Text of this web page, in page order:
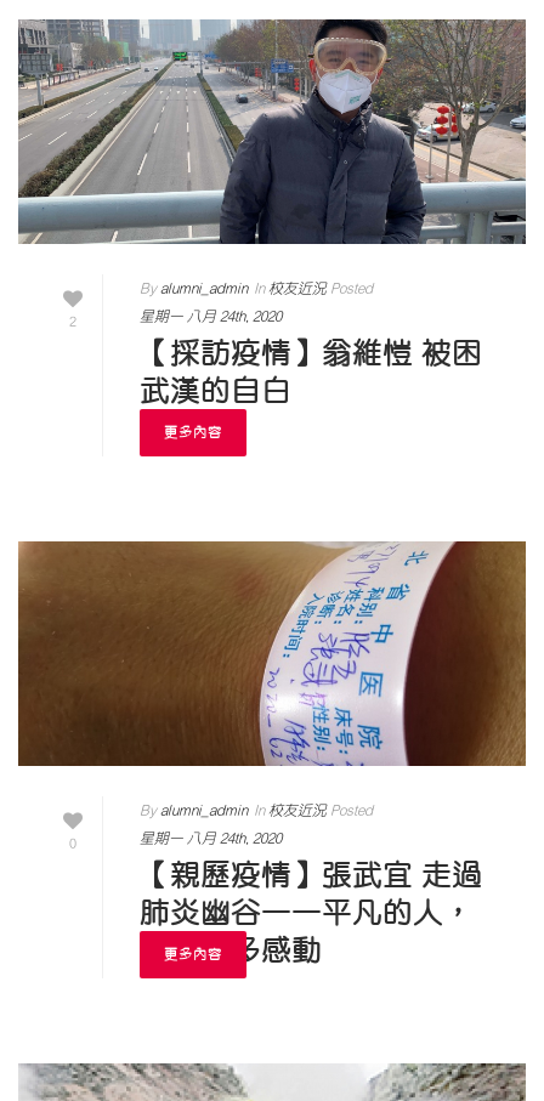
2
Byalumni_admin In校友近況Posted
星期一 八月 24th, 2020
【採訪疫情】翁維愷 被困
武漢的自白
更多內容
0
Byalumni_admin In校友近況Posted
星期一 八月 24th, 2020
【親歷疫情】張武宜 走過
肺炎幽谷——平凡的人，
給我最多感動
更多內容